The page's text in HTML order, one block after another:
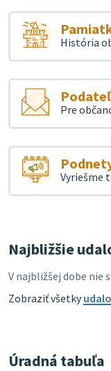
História
Pre
Vyriešme
Najbližšie
V najbližšej dobe nie
Zobraziť všetky
Úradná tabuľa